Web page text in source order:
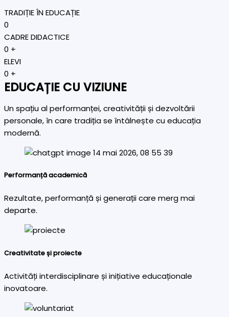
TRADIȚIE ÎN EDUCAȚIE
0
CADRE DIDACTICE
0 +
ELEVI
0 +
EDUCAȚIE CU VIZIUNE
Un spațiu al performanței, creativității și dezvoltării
personale, în care tradiția se întâlnește cu educația
modernă.
Performanță academică
Rezultate, performanță și generații care merg mai
departe.
Creativitate și proiecte
Activități interdisciplinare și inițiative educaționale
inovatoare.